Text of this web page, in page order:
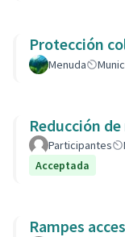
Protección
Menuda
Reducción
Participantes
Acceptada
Rampes